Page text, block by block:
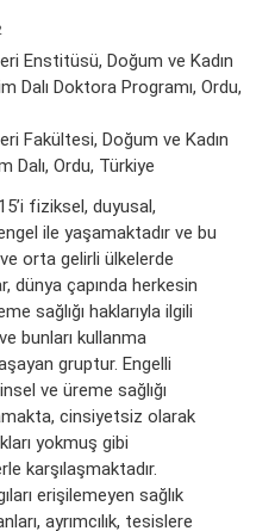
Enstitüsü, Doğum ve Kadın
Dalı Doktora Programı, Ordu,
Fakültesi, Doğum ve Kadın
Dalı, Ordu, Türkiye
fiziksel, duyusal,
ile yaşamaktadır ve bu
orta gelirli ülkelerde
dünya çapında herkesin
sağlığı haklarıyla ilgili
bunları kullanma
gruptur. Engelli
ve üreme sağlığı
cinsiyetsiz olarak
yokmuş gibi
karşılaşmaktadır.
erişilemeyen sağlık
ayrımcılık, tesislere